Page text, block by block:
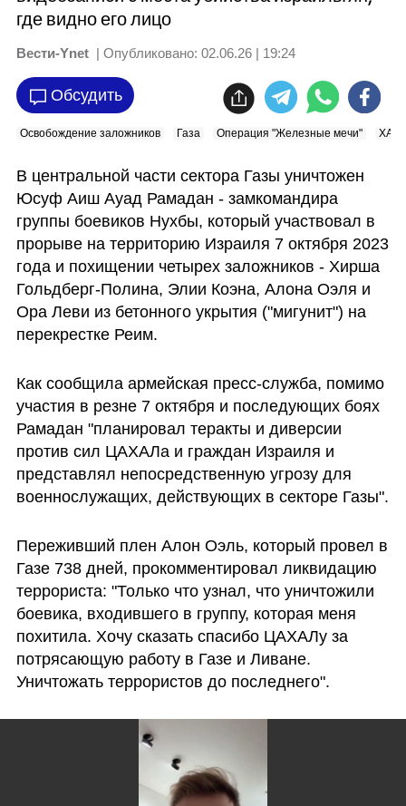
где видно его лицо
Вести-Ynet | Опубликовано: 02.06.26 | 19:24
Обсудить
Освобождение заложников Газа Операция "Железные мечи"
В центральной части сектора Газы уничтожен
Юсуф Аиш Ауад Рамадан - замкомандира
группы боевиков Нухбы, который участвовал в
прорыве на территорию Израиля 7 октября 2023
года и похищении четырех заложников - Хирша
Гольдберг-Полина, Элии Коэна, Алона Оэля и
Ора Леви из бетонного укрытия ("мигунит") на
перекрестке Реим.
Как сообщила армейская пресс-служба, помимо
участия в резне 7 октября и последующих боях
Рамадан "планировал теракты и диверсии
против сил ЦАХАЛа и граждан Израиля и
представлял непосредственную угрозу для
военнослужащих, действующих в секторе Газы".
Переживший плен Алон Оэль, который провел в
Газе 738 дней, прокомментировал ликвидацию
террориста: "Только что узнал, что уничтожили
боевика, входившего в группу, которая меня
похитила. Хочу сказать спасибо ЦАХАЛу за
потрясающую работу в Газе и Ливане.
Уничтожать террористов до последнего".